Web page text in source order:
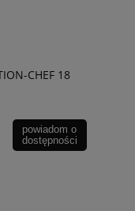
CHEF 18
powiadom o
dostępności